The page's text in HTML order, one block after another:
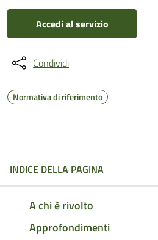
Accedi al servizio
Condividi
Normativa di riferimento
INDICE DELLA PAGINA
A chi è rivolto
Approfondimenti